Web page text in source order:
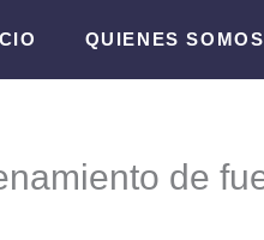
QUIENES SOMOS
de